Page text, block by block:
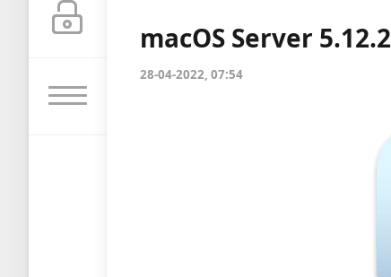
macOS Server 5.12.2
28-04-2022, 07:54